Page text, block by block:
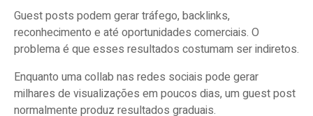
Guest posts podem gerar tráfego, backlinks,
reconhecimento e até oportunidades comerciais. O
problema é que esses resultados costumam ser indiretos.
Enquanto uma collab nas redes sociais pode gerar
milhares de visualizações em poucos dias, um guest post
normalmente produz resultados graduais.